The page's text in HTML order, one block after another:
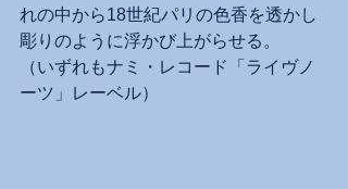
れの中から18世紀パリの色香を透かし
彫りのように浮かび上がらせる。
（いずれもナミ・レコード「ライヴノ
ーツ」レーベル）